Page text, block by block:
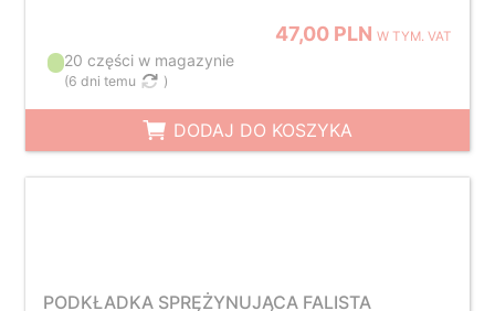
47,00 PLNW TYM. VAT
20 części w magazynie
(6 dni temu )
DODAJ DO KOSZYKA
PODKŁADKA SPRĘŻYNUJĄCA FALISTA